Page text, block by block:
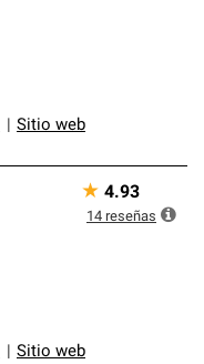
Sitio web
Sitio web
★ 4.93
14 reseñas